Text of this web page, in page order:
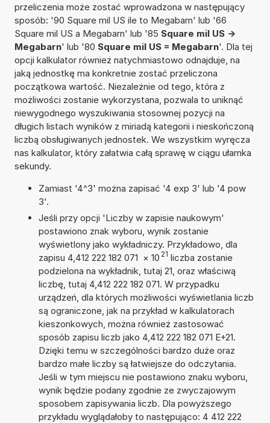
przeliczenia może zostać wprowadzona w następujący
sposób: '90 Square mil US ile to Megabarn' lub '66
Square mil US a Megabarn' lub '85 Square mil US ->
Megabarn' lub '80 Square mil US = Megabarn'. Dla tej
opcji kalkulator również natychmiastowo odnajduje, na
jaką jednostkę ma konkretnie zostać przeliczona
początkowa wartość. Niezależnie od tego, która z
możliwości zostanie wykorzystana, pozwala to uniknąć
niewygodnego wyszukiwania stosownej pozycji na
długich listach wyników z miriadą kategorii i nieskończoną
liczbą obsługiwanych jednostek. We wszystkim wyręcza
nas kalkulator, który załatwia całą sprawę w ciągu ułamka
sekundy.
Zamiast '4^3' można zapisać '4 exp 3' lub '4 pow
3'.
Jeśli przy opcji 'Liczby w zapisie naukowym'
postawiono znak wyboru, wynik zostanie
wyświetlony jako wykładniczy. Przykładowo, dla
zapisu 4,412 222 182 071 × 10 21 liczba zostanie
podzielona na wykładnik, tutaj 21, oraz właściwą
liczbę, tutaj 4,412 222 182 071. W przypadku
urządzeń, dla których możliwości wyświetlania liczb
są ograniczone, jak na przykład w kalkulatorach
kieszonkowych, można również zastosować
sposób zapisu liczb jako 4,412 222 182 071 E+21.
Dzięki temu w szczególności bardzo duże oraz
bardzo małe liczby są łatwiejsze do odczytania.
Jeśli w tym miejscu nie postawiono znaku wyboru,
wynik będzie podany zgodnie ze zwyczajowym
sposobem zapisywania liczb. Dla powyższego
przykładu wyglądałoby to następująco: 4 412 222